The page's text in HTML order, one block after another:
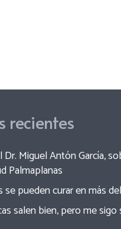
recientes
Dr. Miguel Antón García,
Palmaplanas
se pueden curar en más
salen bien, pero me